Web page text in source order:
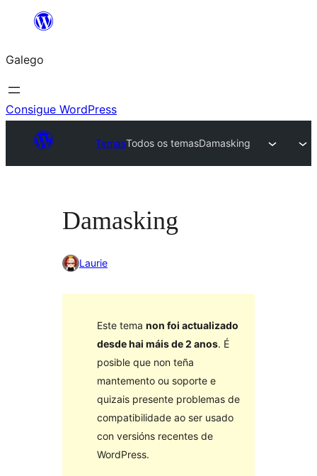
Saltar
contido
Galego
Consigue WordPress
TemasTodos os temasDamasking
Damasking
Laurie
Este tema non foi actualizado
desde hai máis de 2 anos. É
posible que non teña
mantemento ou soporte e
quizais presente problemas de
compatibilidade ao ser usado
con versións recentes de
WordPress.